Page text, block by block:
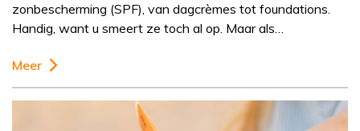
zonbescherming (SPF), van dagcrèmes tot foundations.
Handig, want u smeert ze toch al op. Maar als…
Meer